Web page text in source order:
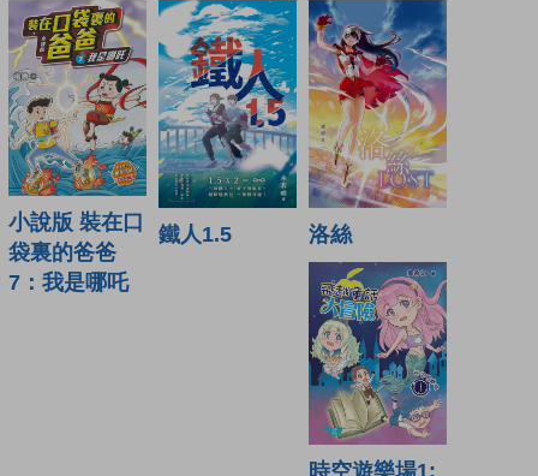
小說版 裝在口
袋裏的爸爸
7：我是哪吒
鐵人1.5 洛絲